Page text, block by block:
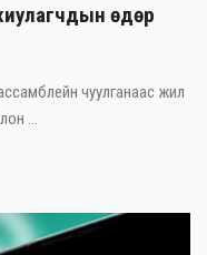
өдөр
чуулганаас жил
...